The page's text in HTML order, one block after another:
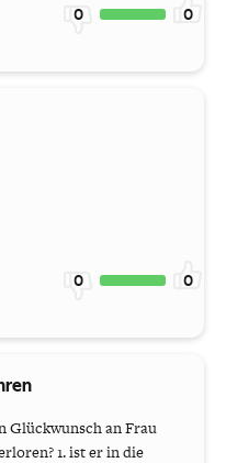
0 0
0 0
Glückwunsch an Frau
1. ist er in die